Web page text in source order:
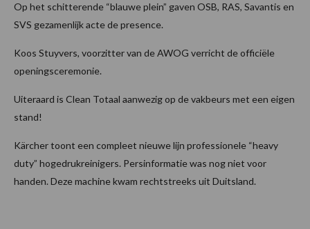
Op het schitterende “blauwe plein” gaven OSB, RAS, Savantis en
SVS gezamenlijk acte de presence.
Koos Stuyvers, voorzitter van de AWOG verricht de officiële
openingsceremonie.
Uiteraard is Clean Totaal aanwezig op de vakbeurs met een eigen
stand!
Kärcher toont een compleet nieuwe lijn professionele “heavy
duty” hogedrukreinigers. Persinformatie was nog niet voor
handen. Deze machine kwam rechtstreeks uit Duitsland.